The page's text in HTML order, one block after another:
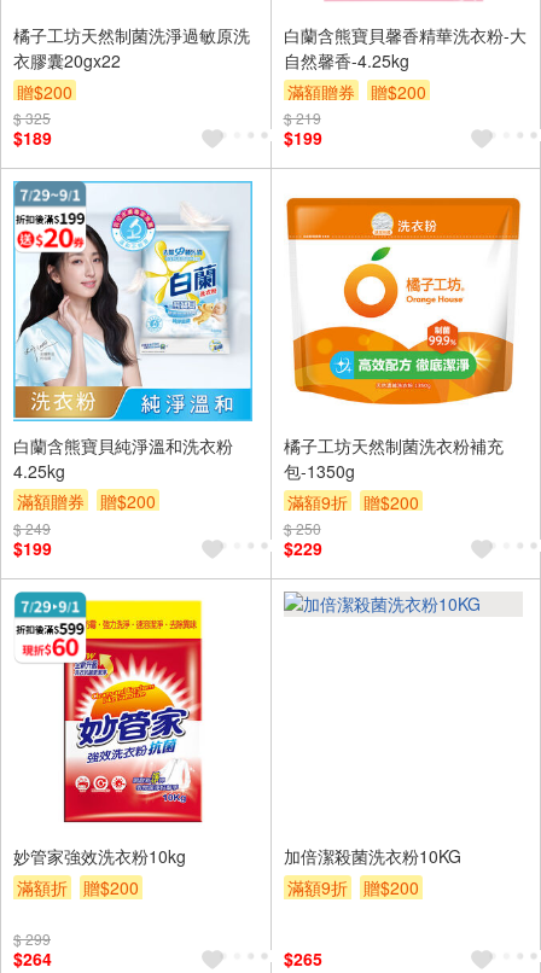
橘子工坊天然制菌洗淨過敏原洗
衣膠囊20gx22
贈$200
$ 325
$189
白蘭含熊寶貝馨香精華洗衣粉-大
自然馨香-4.25kg
滿額贈券
贈$200
$ 219
$199
白蘭含熊寶貝純淨溫和洗衣粉
4.25kg
滿額贈券
贈$200
$ 249
$199
橘子工坊天然制菌洗衣粉補充
包-1350g
滿額9折
贈$200
$ 250
$229
妙管家強效洗衣粉10kg
滿額折
贈$200
$ 299
$264
加倍潔殺菌洗衣粉10KG
滿額9折
贈$200
$265